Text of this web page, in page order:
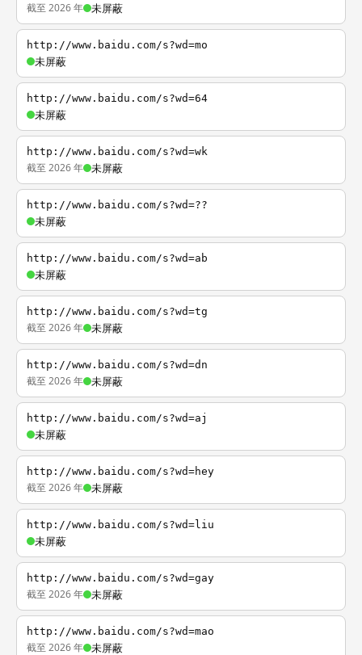
截至 2026 年 未屏蔽
http://www.baidu.com/s?wd=mo
未屏蔽
http://www.baidu.com/s?wd=64
未屏蔽
http://www.baidu.com/s?wd=wk
截至 2026 年 未屏蔽
http://www.baidu.com/s?wd=??
未屏蔽
http://www.baidu.com/s?wd=ab
未屏蔽
http://www.baidu.com/s?wd=tg
截至 2026 年 未屏蔽
http://www.baidu.com/s?wd=dn
截至 2026 年 未屏蔽
http://www.baidu.com/s?wd=aj
未屏蔽
http://www.baidu.com/s?wd=hey
截至 2026 年 未屏蔽
http://www.baidu.com/s?wd=liu
未屏蔽
http://www.baidu.com/s?wd=gay
截至 2026 年 未屏蔽
http://www.baidu.com/s?wd=mao
截至 2026 年 未屏蔽